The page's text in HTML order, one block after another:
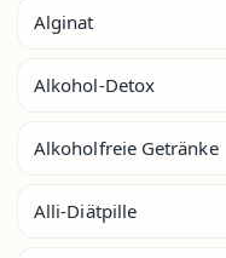
Alginat
Alkohol-Detox
Alkoholfreie Getränke
Alli-Diätpille